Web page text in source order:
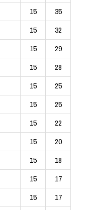
15
35
15
32
15
29
15
28
15
25
15
25
15
22
15
20
15
18
15
17
15
17